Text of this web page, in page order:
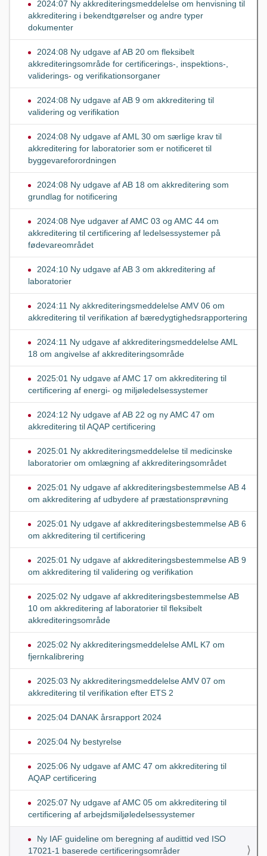
2024:07 Ny akkrediteringsmeddelelse om henvisning til
akkreditering i bekendtgørelser og andre typer
dokumenter
2024:08 Ny udgave af AB 20 om fleksibelt
akkrediteringsområde for certificerings-, inspektions-,
validerings- og verifikationsorganer
2024:08 Ny udgave af AB 9 om akkreditering til
validering og verifikation
2024:08 Ny udgave af AML 30 om særlige krav til
akkreditering for laboratorier som er notificeret til
byggevareforordningen
2024:08 Ny udgave af AB 18 om akkreditering som
grundlag for notificering
2024:08 Nye udgaver af AMC 03 og AMC 44 om
akkreditering til certificering af ledelsessystemer på
fødevareområdet
2024:10 Ny udgave af AB 3 om akkreditering af
laboratorier
2024:11 Ny akkrediteringsmeddelelse AMV 06 om
akkreditering til verifikation af bæredygtighedsrapportering
2024:11 Ny udgave af akkrediteringsmeddelelse AML
18 om angivelse af akkrediteringsområde
2025:01 Ny udgave af AMC 17 om akkreditering til
certificering af energi- og miljøledelsessystemer
2024:12 Ny udgave af AB 22 og ny AMC 47 om
akkreditering til AQAP certificering
2025:01 Ny akkrediteringsmeddelelse til medicinske
laboratorier om omlægning af akkrediteringsområdet
2025:01 Ny udgave af akkrediteringsbestemmelse AB 4
om akkreditering af udbydere af præstationsprøvning
2025:01 Ny udgave af akkrediteringsbestemmelse AB 6
om akkreditering til certificering
2025:01 Ny udgave af akkrediteringsbestemmelse AB 9
om akkreditering til validering og verifikation
2025:02 Ny udgave af akkrediteringsbestemmelse AB
10 om akkreditering af laboratorier til fleksibelt
akkrediteringsområde
2025:02 Ny akkrediteringsmeddelelse AML K7 om
fjernkalibrering
2025:03 Ny akkrediteringsmeddelelse AMV 07 om
akkreditering til verifikation efter ETS 2
2025:04 DANAK årsrapport 2024
2025:04 Ny bestyrelse
2025:06 Ny udgave af AMC 47 om akkreditering til
AQAP certificering
2025:07 Ny udgave af AMC 05 om akkreditering til
certificering af arbejdsmiljøledelsessystemer
Ny IAF guideline om beregning af audittid ved ISO
17021-1 baserede certificeringsområder